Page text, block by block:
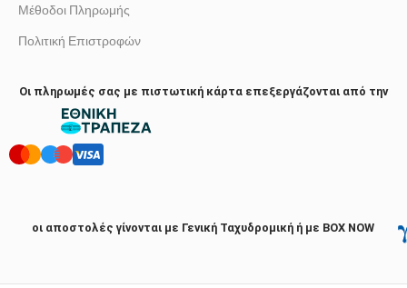
Μέθοδοι Πληρωμής
Πολιτική Επιστροφών
Οι πληρωμές σας με πιστωτική κάρτα επεξεργάζονται από την
οι αποστολές γίνονται με Γενική Ταχυδρομική ή με BOX NOW